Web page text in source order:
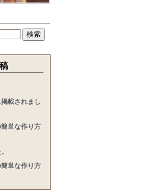
載されまし
単な作り方
単な作り方